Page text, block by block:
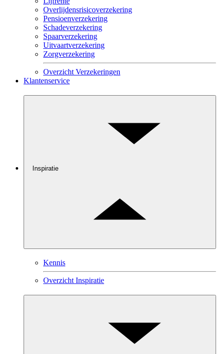
Overlijdensrisicoverzekering
Pensioenverzekering
Schadeverzekering
Spaarverzekering
Uitvaartverzekering
Zorgverzekering
Overzicht Verzekeringen
Klantenservice
Inspiratie
Kennis
Overzicht Inspiratie